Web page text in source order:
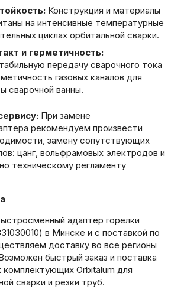
Конструкция и материалы
на интенсивные температурные
циклах орбитальной сварки.
и герметичность:
передачу сварочного тока
газовых каналов для
сварочной ванны.
При замене
рекомендуем произвести
замену сопутствующих
цанг, вольфрамовых электродов и
техническому регламенту
адаптер горелки
в Минске и с поставкой по
доставку во все регионы
быстрый заказ и поставка
комплектующих Orbitalum для
сварки и резки труб.